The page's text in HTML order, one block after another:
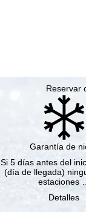
Reservar
Garantía de
Si 5 días antes del
(día de llegada)
estaciones
Detalles